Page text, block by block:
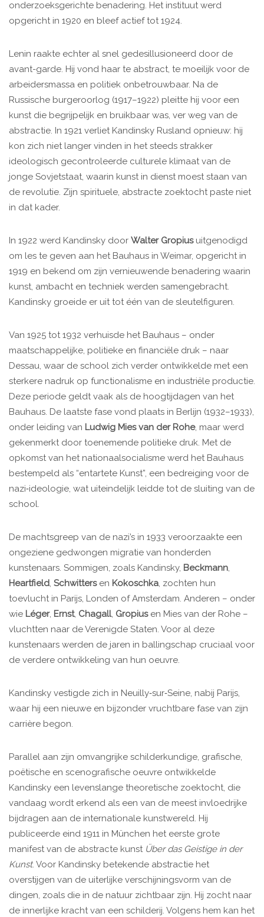
onderzoeksgerichte benadering. Het instituut werd
opgericht in 1920 en bleef actief tot 1924.
Lenin raakte echter al snel gedesillusioneerd door de
avant-garde. Hij vond haar te abstract, te moeilijk voor de
arbeidersmassa en politiek onbetrouwbaar. Na de
Russische burgeroorlog (1917–1922) pleitte hij voor een
kunst die begrijpelijk en bruikbaar was, ver weg van de
abstractie. In 1921 verliet Kandinsky Rusland opnieuw: hij
kon zich niet langer vinden in het steeds strakker
ideologisch gecontroleerde culturele klimaat van de
jonge Sovjetstaat, waarin kunst in dienst moest staan van
de revolutie. Zijn spirituele, abstracte zoektocht paste niet
in dat kader.
In 1922 werd Kandinsky door Walter Gropiusuitgenodigd
om les te geven aan het Bauhaus in Weimar, opgericht in
1919 en bekend om zijn vernieuwende benadering waarin
kunst, ambacht en techniek werden samengebracht.
Kandinsky groeide er uit tot één van de sleutelfiguren.
Van 1925 tot 1932 verhuisde het Bauhaus – onder
maatschappelijke, politieke en financiële druk – naar
Dessau, waar de school zich verder ontwikkelde met een
sterkere nadruk op functionalisme en industriële productie.
Deze periode geldt vaak als de hoogtijdagen van het
Bauhaus. De laatste fase vond plaats in Berlijn (1932–1933),
onder leiding van Ludwig Mies van der Rohe, maar werd
gekenmerkt door toenemende politieke druk. Met de
opkomst van het nationaalsocialisme werd het Bauhaus
bestempeld als “entartete Kunst”, een bedreiging voor de
nazi‑ideologie, wat uiteindelijk leidde tot de sluiting van de
school.
De machtsgreep van de nazi’s in 1933 veroorzaakte een
ongeziene gedwongen migratie van honderden
kunstenaars. Sommigen, zoals Kandinsky, Beckmann,
Heartfield, Schwittersen Kokoschka, zochten hun
toevlucht in Parijs, Londen of Amsterdam. Anderen – onder
wie Léger, Ernst, Chagall, Gropiusen Mies van der Rohe –
vluchtten naar de Verenigde Staten. Voor al deze
kunstenaars werden de jaren in ballingschap cruciaal voor
de verdere ontwikkeling van hun oeuvre.
Kandinsky vestigde zich in Neuilly‑sur‑Seine, nabij Parijs,
waar hij een nieuwe en bijzonder vruchtbare fase van zijn
carrière begon.
Parallel aan zijn omvangrijke schilderkundige, grafische,
poëtische en scenografische oeuvre ontwikkelde
Kandinsky een levenslange theoretische zoektocht, die
vandaag wordt erkend als een van de meest invloedrijke
bijdragen aan de internationale kunstwereld. Hij
publiceerde eind 1911 in München het eerste grote
manifest van de abstracte kunst Über das Geistige in der
Kunst. Voor Kandinsky betekende abstractie het
overstijgen van de uiterlijke verschijningsvorm van de
dingen, zoals die in de natuur zichtbaar zijn. Hij zocht naar
de innerlijke kracht van een schilderij. Volgens hem kan het